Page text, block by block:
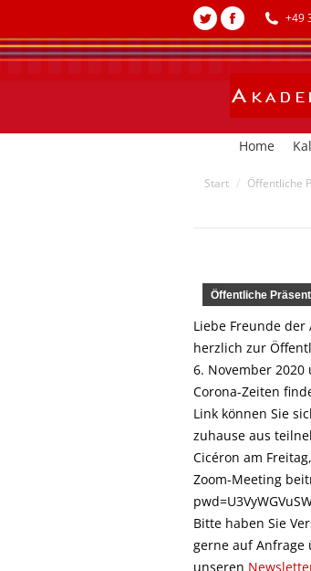
Twitter
page
window
Facebook
page
in
new
window
+49
Home
Sie befinden sich
Start Öffentliche
Öffentliche
Liebe Freunde
herzlich zur
6. November
Corona-Zeiten
Link können Sie
zuhause aus
Cicéron am
Zoom-Meeting
Bitte haben Sie
gerne auf Anfrage
unseren